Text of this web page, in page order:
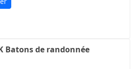
Batons de randonnée